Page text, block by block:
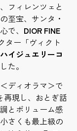
フィレンツェと
至宝、サンタ・
で、 DIOR FINE
ター「ヴィクト
イジュエリーコ
た。
ディオラマ＞で
再現し、おとぎ話
とボリューム感
さくも最上級の